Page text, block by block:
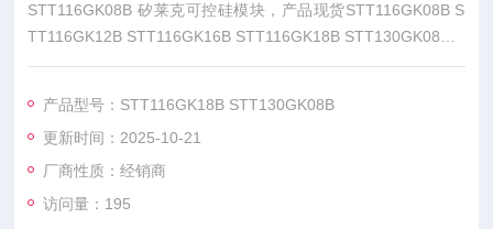
STT116GK08B 矽莱克可控硅模块，产品现货STT116GK08B S
TT116GK12B STT116GK16B STT116GK18B STT130GK08B
STT130GK12B STT130GK16B STT130GK18B,矽莱克（Sirecti
性能特点。
产品型号：STT116GK18B STT130GK08B
更新时间：2025-10-21
厂商性质：经销商
访问量：195